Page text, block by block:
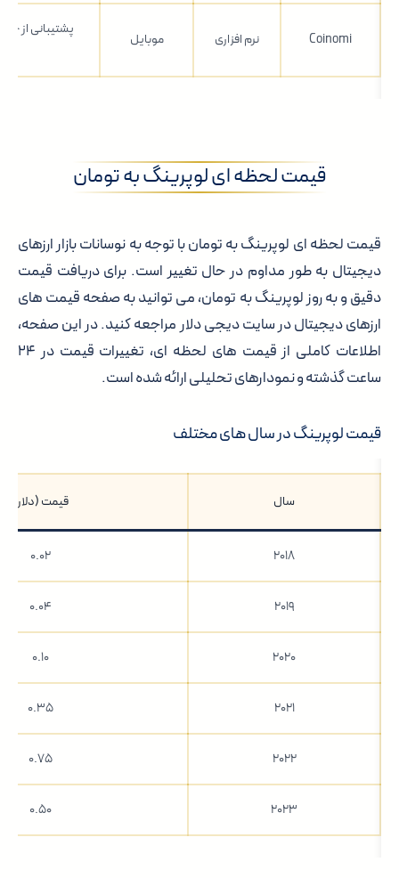
Coinomi نرم افزاری موبایل
پشتیبانی از
قیمت لحظه ای لوپرینگ به تومان
قیمت لحظه ای لوپرینگ به تومان با توجه به نوسانات بازار ارزهای
دیجیتال به طور مداوم در حال تغییر است. برای دریافت قیمت
دقیق و به روز لوپرینگ به تومان، می توانید به صفحه قیمت های
ارزهای دیجیتال در سایت دیجی دلار مراجعه کنید. در این صفحه،
اطلاعات کاملی از قیمت های لحظه ای، تغییرات قیمت در ۲۴
ساعت گذشته و نمودارهای تحلیلی ارائه شده است.
قیمت لوپرینگ در سال های مختلف
سال قیمت (دلار)
۲۰۱۸ ۰.۰۲
۲۰۱۹ ۰.۰۴
۲۰۲۰ ۰.۱۰
۲۰۲۱ ۰.۳۵
۲۰۲۲ ۰.۷۵
۲۰۲۳ ۰.۵۰